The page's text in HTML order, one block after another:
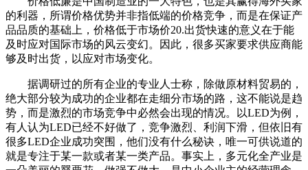
的利器，所谓价格优势并非指低端的价格竞争，而是在保证产
品品质的基础上，价格低于市场价20.出货快速的意义在于能
及时应对国际市场的风云变幻。因此，很多买家要求供应商能
够及时出货，以应对市场变化。
据调研过的所有企业的专业人士称，除做原材料贸易的，
绝大部分较为成功的企业都在走细分市场的路，这不能说是趋
势，而是激烈的市场竞争中必然会出现的情况。以LED为例，
有人认为LED已经不好做了，竞争激烈、利润下滑，但依旧有
很多LED企业成功突围，他们没有什么秘诀，唯一可供说道的
就是专注于某一款或者某一类产品。事实上，多元化全产业是